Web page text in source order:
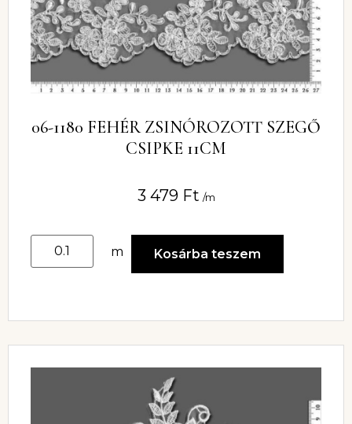
06-1180 FEHÉR ZSINÓROZOTT SZEGŐ
CSIPKE 11CM
3 479 Ft /m
m Kosárba teszem